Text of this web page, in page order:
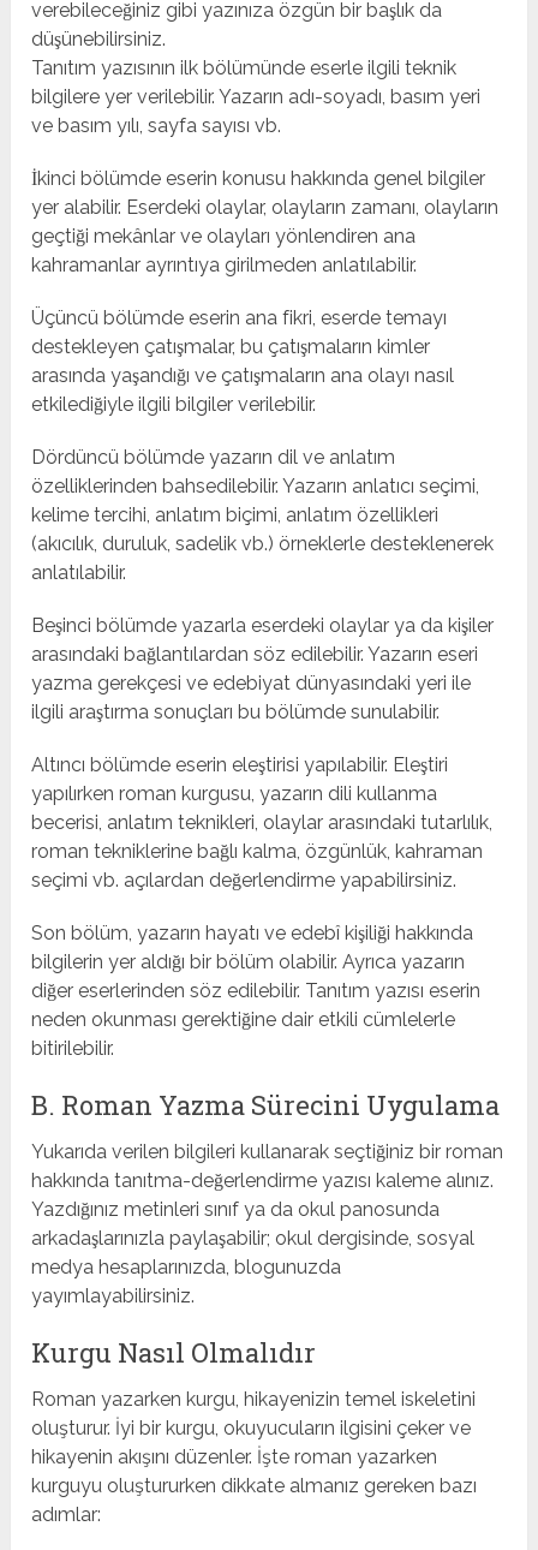
verebileceğiniz gibi yazınıza özgün bir başlık da
düşünebilirsiniz.
Tanıtım yazısının ilk bölümünde eserle ilgili teknik
bilgilere yer verilebilir. Yazarın adı-soyadı, basım yeri
ve basım yılı, sayfa sayısı vb.
İkinci bölümde eserin konusu hakkında genel bilgiler
yer alabilir. Eserdeki olaylar, olayların zamanı, olayların
geçtiği mekânlar ve olayları yönlendiren ana
kahramanlar ayrıntıya girilmeden anlatılabilir.
Üçüncü bölümde eserin ana fikri, eserde temayı
destekleyen çatışmalar, bu çatışmaların kimler
arasında yaşandığı ve çatışmaların ana olayı nasıl
etkilediğiyle ilgili bilgiler verilebilir.
Dördüncü bölümde yazarın dil ve anlatım
özelliklerinden bahsedilebilir. Yazarın anlatıcı seçimi,
kelime tercihi, anlatım biçimi, anlatım özellikleri
(akıcılık, duruluk, sadelik vb.) örneklerle desteklenerek
anlatılabilir.
Beşinci bölümde yazarla eserdeki olaylar ya da kişiler
arasındaki bağlantılardan söz edilebilir. Yazarın eseri
yazma gerekçesi ve edebiyat dünyasındaki yeri ile
ilgili araştırma sonuçları bu bölümde sunulabilir.
Altıncı bölümde eserin eleştirisi yapılabilir. Eleştiri
yapılırken roman kurgusu, yazarın dili kullanma
becerisi, anlatım teknikleri, olaylar arasındaki tutarlılık,
roman tekniklerine bağlı kalma, özgünlük, kahraman
seçimi vb. açılardan değerlendirme yapabilirsiniz.
Son bölüm, yazarın hayatı ve edebî kişiliği hakkında
bilgilerin yer aldığı bir bölüm olabilir. Ayrıca yazarın
diğer eserlerinden söz edilebilir. Tanıtım yazısı eserin
neden okunması gerektiğine dair etkili cümlelerle
bitirilebilir.
B. Roman Yazma Sürecini Uygulama
Yukarıda verilen bilgileri kullanarak seçtiğiniz bir roman
hakkında tanıtma-değerlendirme yazısı kaleme alınız.
Yazdığınız metinleri sınıf ya da okul panosunda
arkadaşlarınızla paylaşabilir; okul dergisinde, sosyal
medya hesaplarınızda, blogunuzda
yayımlayabilirsiniz.
Kurgu Nasıl Olmalıdır
Roman yazarken kurgu, hikayenizin temel iskeletini
oluşturur. İyi bir kurgu, okuyucuların ilgisini çeker ve
hikayenin akışını düzenler. İşte roman yazarken
kurguyu oluştururken dikkate almanız gereken bazı
adımlar: